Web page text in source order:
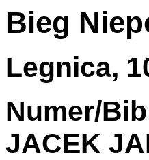
Bieg
Legnica,
Numer/
JACEK